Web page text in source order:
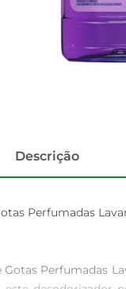
Descrição
Perfumadas
Perfumadas